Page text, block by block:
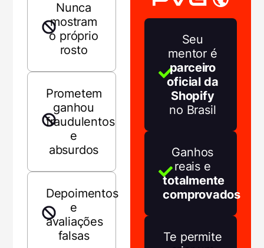
Nunca
mostram
o próprio
rosto
Prometem
ganhou
fraudulentos
e
absurdos
Depoimentos
e
avaliações
falsas
Seu
mentor é
parceiro
oficial da
Shopify
no Brasil
Ganhos
reais e
totalmente
comprovados
Te permite